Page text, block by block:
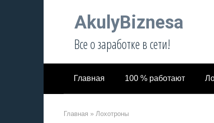
AkulyBiznesa
Все о заработке в сети!
Главная 100 % работают
Главная » Лохотроны